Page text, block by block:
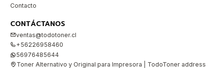
Contacto
CONTÁCTANOS
ventas@todotoner.cl
+56226958460
56976485644
Toner Alternativo y Original para Impresora | TodoToner address